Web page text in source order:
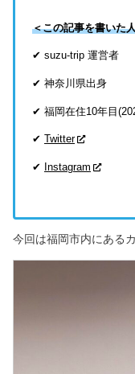
＜この記事を書いた
✔ suzu-trip 運営者
✔ 神奈川県出身
✔ 福岡在住10年目
✔ Twitter
✔ Instagram
今回は福岡市内にある